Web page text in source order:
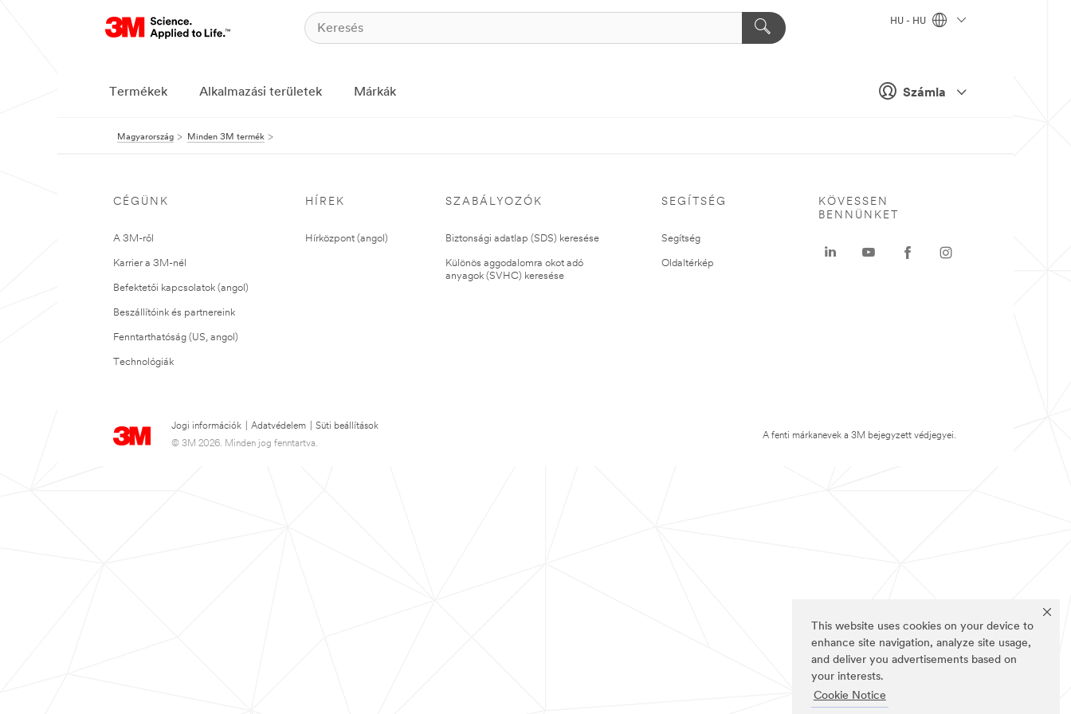
This website uses cookies on your device to
enhance site navigation, analyze site usage,
and deliver you advertisements based on
your interests.
Cookie Notice
Számla
HU - HU
Termékek Alkalmazási területek Márkák
Magyarország Minden 3M termék
CÉGÜNK
A 3M-ről
Karrier a 3M-nél
Befektetői kapcsolatok (angol)
Beszállítóink és partnereink
Fenntarthatóság (US, angol)
Technológiák
HÍREK
Hírközpont (angol)
SZABÁLYOZÓK
Biztonsági adatlap (SDS) keresése
Különös aggodalomra okot adó
anyagok (SVHC) keresése
SEGÍTSÉG
Segítség
Oldaltérkép
Jogi információk Adatvédelem
Süti beállítások
© 3M 2026. Minden jog fenntartva.
KÖVESSEN
BENNÜNKET
A fenti márkanevek a 3M bejegyzett védjegyei.